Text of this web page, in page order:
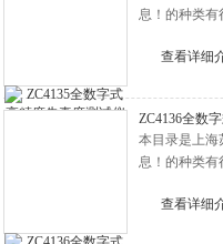
息！的种类有
查看详细
ZC4136全数
本目录是上海
息！的种类有
查看详细